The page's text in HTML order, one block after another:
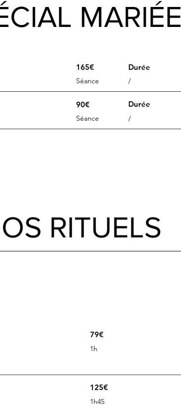
MARIÉE
165€ Durée
Séance /
90€ Durée
Séance /
RITUELS
79€
1h
125€
1h45